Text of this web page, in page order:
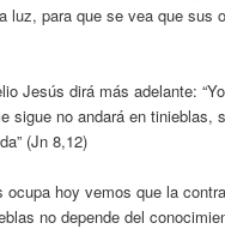
luz, para que se vea que sus
Jesús dirá más adelante:
sigue no andará en tinieblas,
(Jn 8,12)
ocupa hoy vemos que la
no depende del